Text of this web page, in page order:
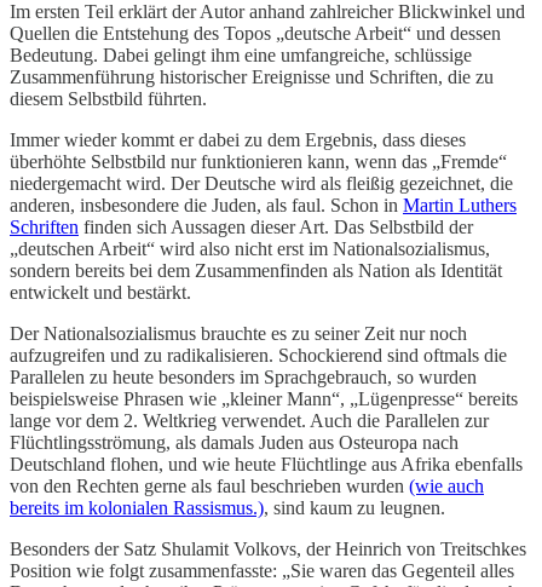
Im ersten Teil erklärt der Autor anhand zahlreicher Blickwinkel und
Quellen die Entstehung des Topos „deutsche Arbeit“ und dessen
Bedeutung. Dabei gelingt ihm eine umfangreiche, schlüssige
Zusammenführung historischer Ereignisse und Schriften, die zu
diesem Selbstbild führten.
Immer wieder kommt er dabei zu dem Ergebnis, dass dieses
überhöhte Selbstbild nur funktionieren kann, wenn das „Fremde“
niedergemacht wird. Der Deutsche wird als fleißig gezeichnet, die
anderen, insbesondere die Juden, als faul. Schon in Martin Luthers
Schriften finden sich Aussagen dieser Art. Das Selbstbild der
„deutschen Arbeit“ wird also nicht erst im Nationalsozialismus,
sondern bereits bei dem Zusammenfinden als Nation als Identität
entwickelt und bestärkt.
Der Nationalsozialismus brauchte es zu seiner Zeit nur noch
aufzugreifen und zu radikalisieren. Schockierend sind oftmals die
Parallelen zu heute besonders im Sprachgebrauch, so wurden
beispielsweise Phrasen wie „kleiner Mann“, „Lügenpresse“ bereits
lange vor dem 2. Weltkrieg verwendet. Auch die Parallelen zur
Flüchtlingsströmung, als damals Juden aus Osteuropa nach
Deutschland flohen, und wie heute Flüchtlinge aus Afrika ebenfalls
von den Rechten gerne als faul beschrieben wurden (wie auch
bereits im kolonialen Rassismus.), sind kaum zu leugnen.
Besonders der Satz Shulamit Volkovs, der Heinrich von Treitschkes
Position wie folgt zusammenfasste: „Sie waren das Gegenteil alles